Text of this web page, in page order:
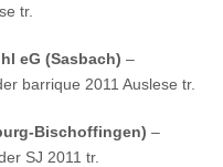
tr.
eG (Sasbach) –
barrique 2011 Auslese tr.
Bischoffingen) –
SJ 2011 tr.